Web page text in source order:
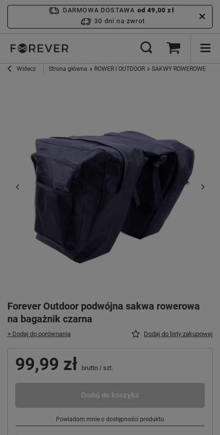
DARMOWA DOSTAWA od 49,00 zł
30 dni na zwrot
Wstecz Strona główna ROWER I OUTDOOR SAKWY ROWEROWE
Forever Outdoor podwójna sakwa rowerowa
na bagażnik czarna
+ Dodaj do porównania Dodaj do listy zakupowej
99,99 zł brutto / szt.
Dodaj do koszyka
Powiadom mnie o dostępności produktu